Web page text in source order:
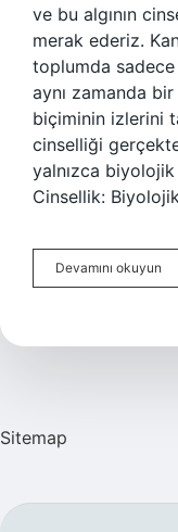
ve bu algının
merak ederiz.
toplumda
aynı zamanda
biçiminin izlerini
cinselliği
yalnızca
Cinsellik:
Devamını okuyun
Sitemap